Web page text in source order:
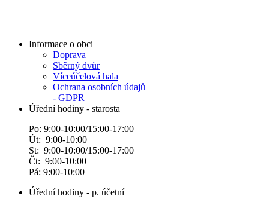
Informace o obci
Doprava
Sběrný dvůr
Víceúčelová hala
Ochrana osobních údajů
- GDPR
Úřední hodiny - starosta
Po: 9:00-10:00/15:00-17:00
Út: 9:00-10:00
St: 9:00-10:00/15:00-17:00
Čt: 9:00-10:00
Pá: 9:00-10:00
Úřední hodiny - p. účetní